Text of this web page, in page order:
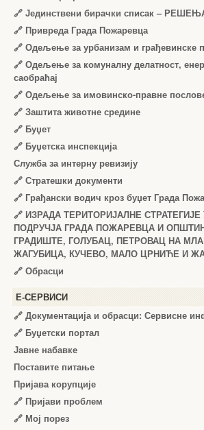
🔗 Јединствени бирачки списак –
🔗 Привреда Града Пожаревца
🔗 Одељење за урбанизам и грађевинске
🔗 Одељење за комуналну делатност,
саобраћај
🔗 Одељење за имовинско-правне
🔗 Заштита животне средине
🔗 Буџет
🔗 Буџетска инспекција
Служба за интерну ревизију
🔗 Стратешки документи
🔗 Грађански водич кроз буџет Града
🔗 ИЗРАДА ТЕРИТОРИЈАЛНЕ
ПОДРУЧЈА ГРАДА ПОЖАРЕВЦА И
ГРАДИШТЕ, ГОЛУБАЦ, ПЕТРОВАЦ НА
ЖАГУБИЦА, КУЧЕВО, МАЛО ЦРНИЋЕ И
🔗 Обрасци
Е-СЕРВИСИ
🔗 Документација и обрасци: Сервисне
🔗 Буџетски портал
Јавне набавке
Поставите питање
Пријава корупције
🔗 Пријави проблем
🔗 Мој порез